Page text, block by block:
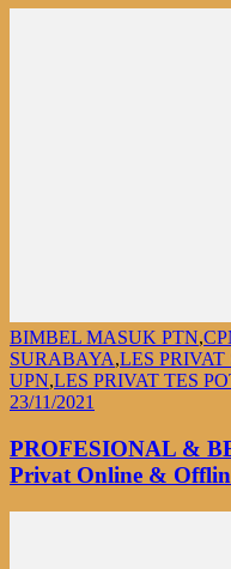
BIMBEL MASUK PTN,
SURABAYA,LES PRIVAT
UPN,LES PRIVAT TES
23/11/2021
PROFESIONAL &
Privat Online &